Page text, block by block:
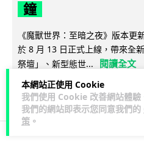
本網站正使用 Cookie
我們使用 Cookie 改善網站體驗
我們的網站即表示您同意我們的
策 。
鐘
《魔獸世界：至暗之夜》版本
於 8 月 13 日正式上線，帶來全
祭壇」、新型態世...
閱讀全文
116 分享